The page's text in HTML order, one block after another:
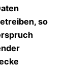
so